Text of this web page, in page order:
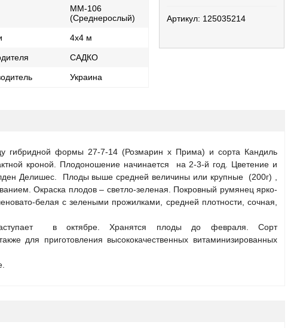
ММ-106
(Среднерослый)
4x4 м
САДКО
Украина
Артикул: 125035214
гибридной формы 27-7-14 (Розмарин х Прима) и сорта Кандиль
кроной. Плодоношение начинается на 2-3-й год. Цветение и
Делишес. Плоды выше средней величины или крупные (200г) ,
Окраска плодов – светло-зеленая. Покровный румянец ярко-
белая с зелеными прожилками, средней плотности, сочная,
в октябре. Хранятся плоды до февраля. Сорт
для приготовления высококачественных витаминизированных